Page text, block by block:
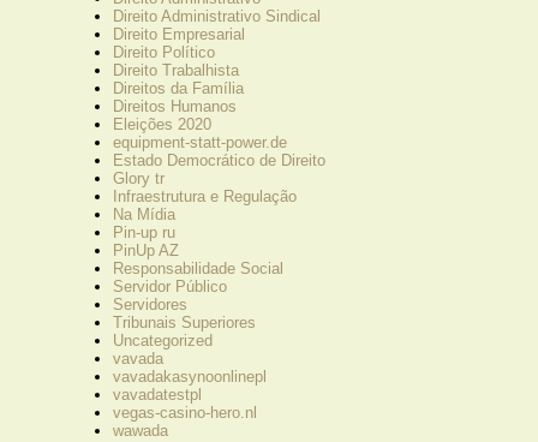
Direito Administrativo Sindical
Direito Empresarial
Direito Político
Direito Trabalhista
Direitos da Família
Direitos Humanos
Eleições 2020
equipment-statt-power.de
Estado Democrático de Direito
Glory tr
Infraestrutura e Regulação
Na Mídia
Pin-up ru
PinUp AZ
Responsabilidade Social
Servidor Público
Servidores
Tribunais Superiores
Uncategorized
vavada
vavadakasynoonlinepl
vavadatestpl
vegas-casino-hero.nl
wawada